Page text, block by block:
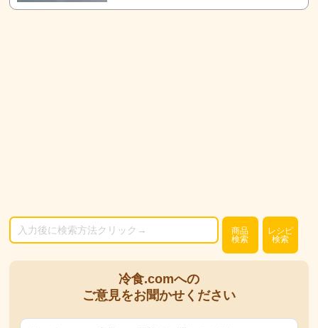
商品
検索
レシピ
検索
冷食.comへの
ご意見をお聞かせください